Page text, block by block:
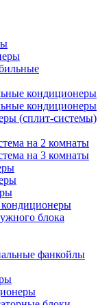
кондиционеры
кондиционеры
(сплит-системы)
на 2 комнаты
на 3 комнаты
блока
фанкойлы